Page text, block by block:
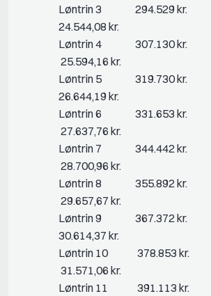
Løntrin 3
24.544,08 kr.
Løntrin 4
25.594,16 kr.
Løntrin 5
26.644,19 kr.
Løntrin 6
27.637,76 kr.
Løntrin 7
28.700,96 kr.
Løntrin 8
29.657,67 kr.
Løntrin 9
30.614,37 kr.
Løntrin 10
31.571,06 kr.
Løntrin 11